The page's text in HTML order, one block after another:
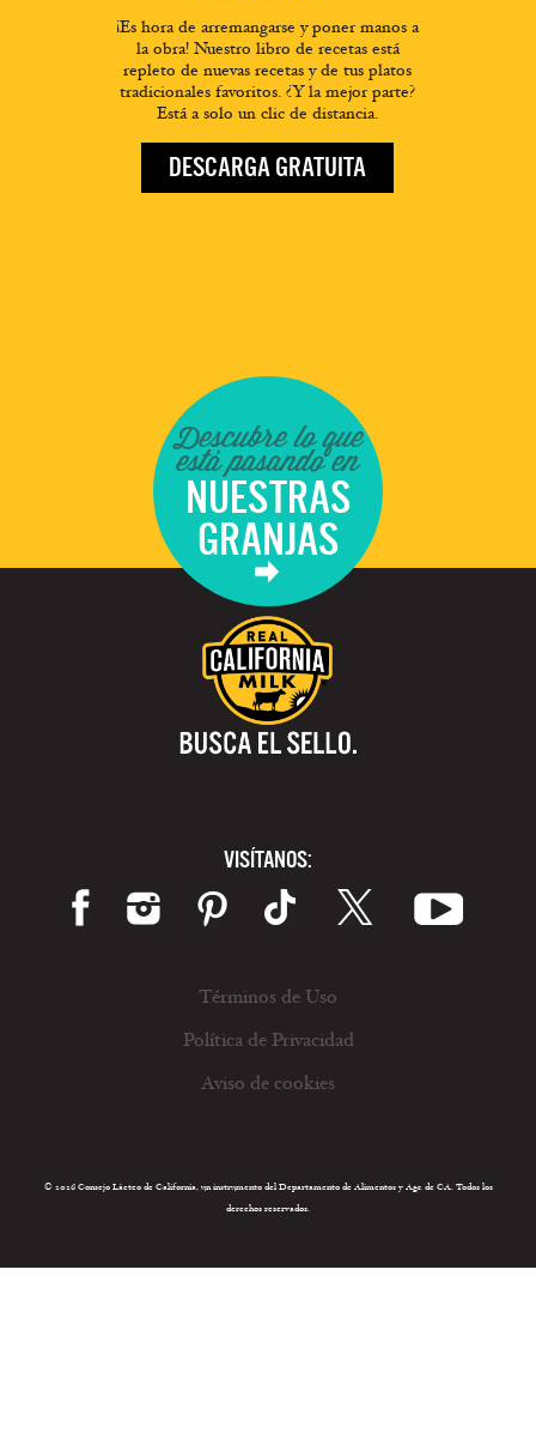
¡Es hora de arremangarse y poner manos a
la obra! Nuestro libro de recetas está
repleto de nuevas recetas y de tus platos
tradicionales favoritos. ¿Y la mejor parte?
Está a solo un clic de distancia.
DESCARGA GRATUITA
Descubre lo que
está pasando en
NUESTRAS
GRANJAS
VISÍTANOS:
Términos de Uso
Política de Privacidad
Aviso de cookies
© 2026 Consejo Lácteo de California, un instrumento del Departamento de Alimentos y Agr. de CA. Todos los
derechos reservados.